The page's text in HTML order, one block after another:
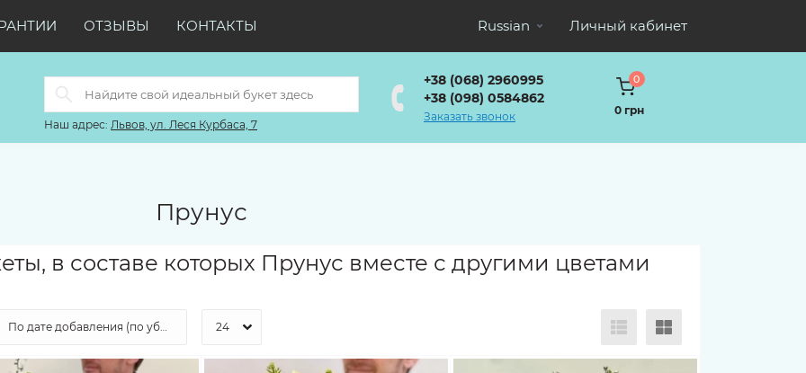
ОТЗЫВЫ КОНТАКТЫ Russian Личный кабинет
Наш адрес: Львов, ул. Леся Курбаса, 7
+38 (068) 2960995
+38 (098) 0584862
Заказать звонок
0
0 грн
Прунус
в составе которых Прунус вместе с другими цветами